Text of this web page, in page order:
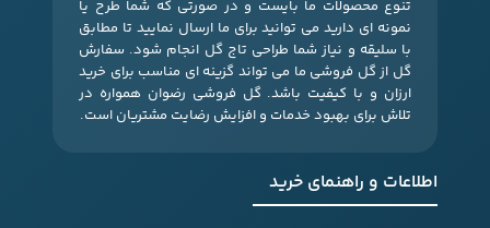
تنوع محصولات ما بایست و در صورتی که شما طرح یا
نمونه ای دارید می توانید برای ما ارسال نمایید تا مطابق
با سلیقه و نیاز شما طراحی تاج گل انجام شود. سفارش
گل از گل فروشی ما می تواند گزینه ای مناسب برای خرید
ارزان و با کیفیت باشد. گل فروشی رضوان همواره در
تلاش برای بهبود خدمات و افزایش رضایت مشتریان است.
اطلاعات و راهنمای خرید